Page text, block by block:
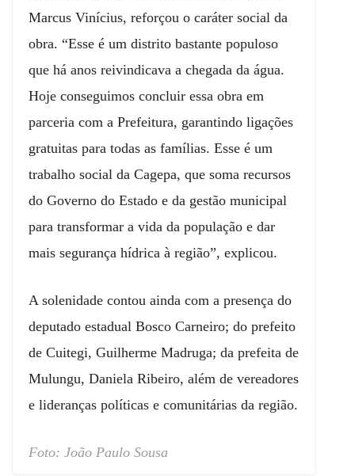
Marcus Vinícius, reforçou o caráter social da
obra. “Esse é um distrito bastante populoso
que há anos reivindicava a chegada da água.
Hoje conseguimos concluir essa obra em
parceria com a Prefeitura, garantindo ligações
gratuitas para todas as famílias. Esse é um
trabalho social da Cagepa, que soma recursos
do Governo do Estado e da gestão municipal
para transformar a vida da população e dar
mais segurança hídrica à região”, explicou.
A solenidade contou ainda com a presença do
deputado estadual Bosco Carneiro; do prefeito
de Cuitegi, Guilherme Madruga; da prefeita de
Mulungu, Daniela Ribeiro, além de vereadores
e lideranças políticas e comunitárias da região.
Foto: João Paulo Sousa